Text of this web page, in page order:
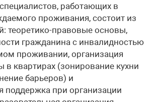
работающих в
проживания, состоит из
теоретико-правовые основы,
гражданина с инвалидностью
проживании, организация
в квартирах (зонирование кухни
барьеров) и
поддержка при организации